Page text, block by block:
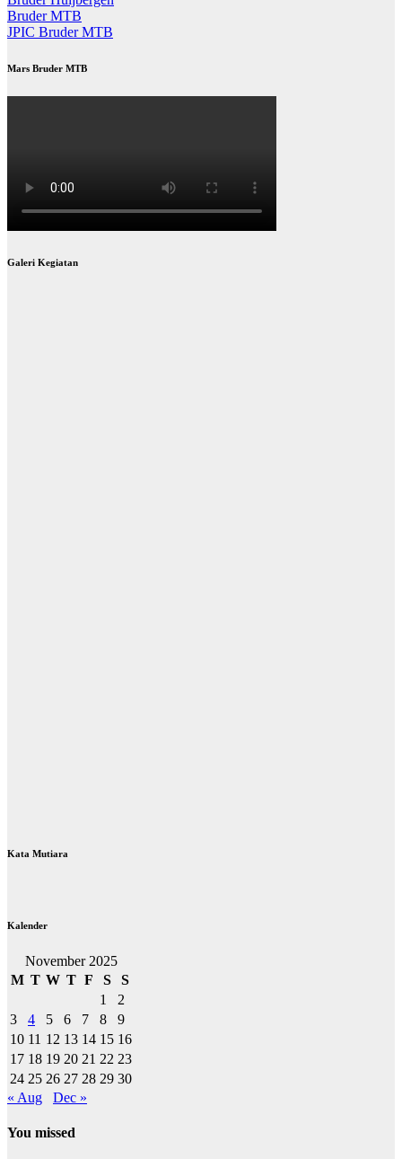
Bruder MTB
JPIC Bruder MTB
Mars Bruder MTB
Galeri Kegiatan
Kata Mutiara
Kalender
November 2025
M T W T F S
S
1
2
3
4 5 6 7 8
9
10 11 12 13 14 15 16
17 18 19 20 21 22 23
24 25 26 27 28 29 30
« Aug
Dec »
You missed